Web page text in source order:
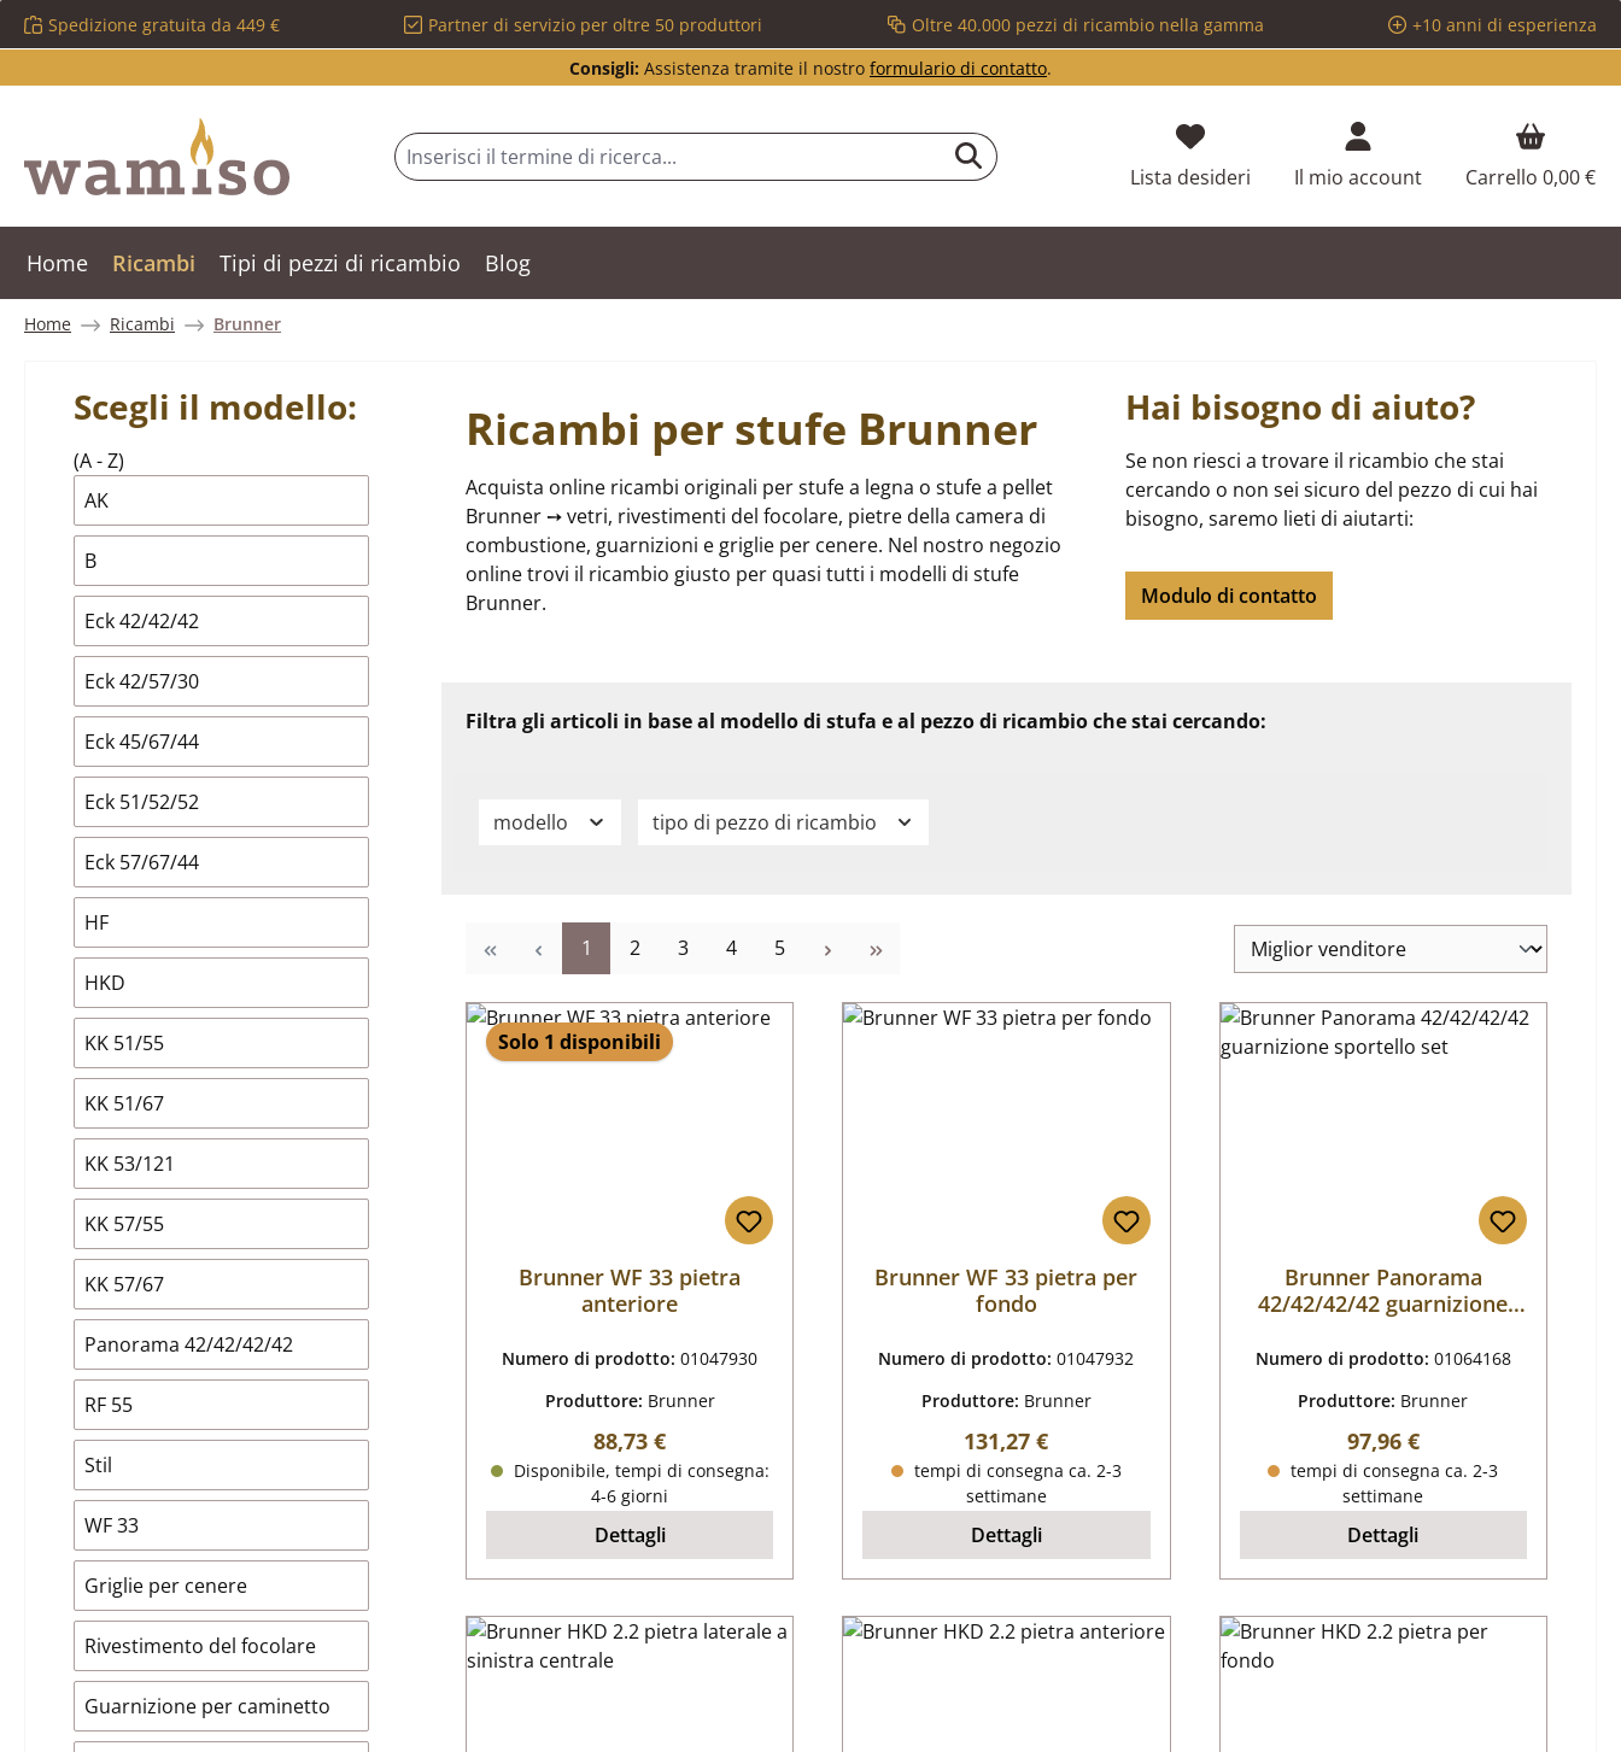
al contenuto principale
Salta alla ricerca
Passa alla navigazione principale
Spedizione gratuita da 449 € Partner di servizio per oltre 50 produttori Oltre 40.000 pezzi di ricambio nella gamma
+10 anni di esperienza
Consigli: Assistenza tramite il nostro formulario di contatto.
Lista desideri Hai 0 articoli nella lista dei desideri
Il mio account Carrello 0,00 €
Home Ricambi Tipi di pezzi di ricambio Blog
Home Ricambi Brunner
Scegli il modello:
(A - Z)
AK
B
Eck 42/42/42
Eck 42/57/30
Eck 45/67/44
Eck 51/52/52
Eck 57/67/44
HF
HKD
KK 51/55
KK 51/67
KK 53/121
KK 57/55
KK 57/67
Panorama 42/42/42/42
RF 55
Stil
WF 33
Griglie per cenere
Rivestimento del focolare
Guarnizione per caminetto
Ricambi per stufe Brunner
Acquista online ricambi originali per stufe a legna o stufe a pellet
Brunner ➙ vetri, rivestimenti del focolare, pietre della camera di
combustione, guarnizioni e griglie per cenere. Nel nostro negozio
online trovi il ricambio giusto per quasi tutti i modelli di stufe
Brunner.
Hai bisogno di aiuto?
Se non riesci a trovare il ricambio che stai
cercando o non sei sicuro del pezzo di cui hai
bisogno, saremo lieti di aiutarti:
Modulo di contatto
Filtra gli articoli in base al modello di stufa e al pezzo di ricambio che stai cercando:
modello tipo di pezzo di ricambio
Pagina
1 Pagina
2 Pagina
3 Pagina
4 Pagina
5
Solo 1 disponibili
Brunner WF 33 pietra
anteriore
Numero di prodotto:01047930
Produttore: Brunner
Prezzo normale:
88,73 €
Disponibile, tempi di consegna:
4-6 giorni
Dettagli
Brunner WF 33 pietra per
fondo
Numero di prodotto:01047932
Produttore: Brunner
Prezzo normale:
131,27 €
tempi di consegna ca. 2-3
settimane
Dettagli
Brunner Panorama
42/42/42/42 guarnizione
Numero di prodotto: 01064168
Produttore: Brunner
Prezzo normale:
97,96 €
tempi di consegna ca. 2-3
settimane
Dettagli